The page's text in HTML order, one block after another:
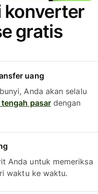
konverter
gratis
uang
Anda akan selalu
pasardengan
Anda untuk memeriksa
waktu ke waktu.